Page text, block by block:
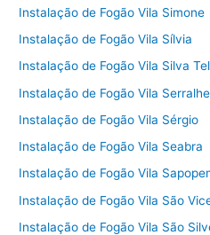
Instalação de Fogão Vila Simone
Instalação de Fogão Vila Sílvia
Instalação de Fogão Vila Silva
Instalação de Fogão Vila
Instalação de Fogão Vila Sérgio
Instalação de Fogão Vila Seabra
Instalação de Fogão Vila
Instalação de Fogão Vila São
Instalação de Fogão Vila São